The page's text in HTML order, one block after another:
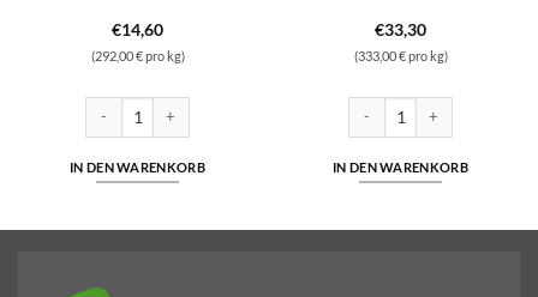
€14,60
(292,00 € pro kg)
IN DEN WARENKORB
€33,30
(333,00 € pro kg)
IN DEN WARENKORB